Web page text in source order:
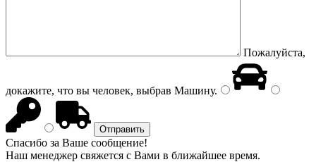
Пожалуйста,
докажите, что вы человек, выбрав Машину.
Спасибо за Ваше сообщение!
Наш менеджер свяжется с Вами в ближайшее время.